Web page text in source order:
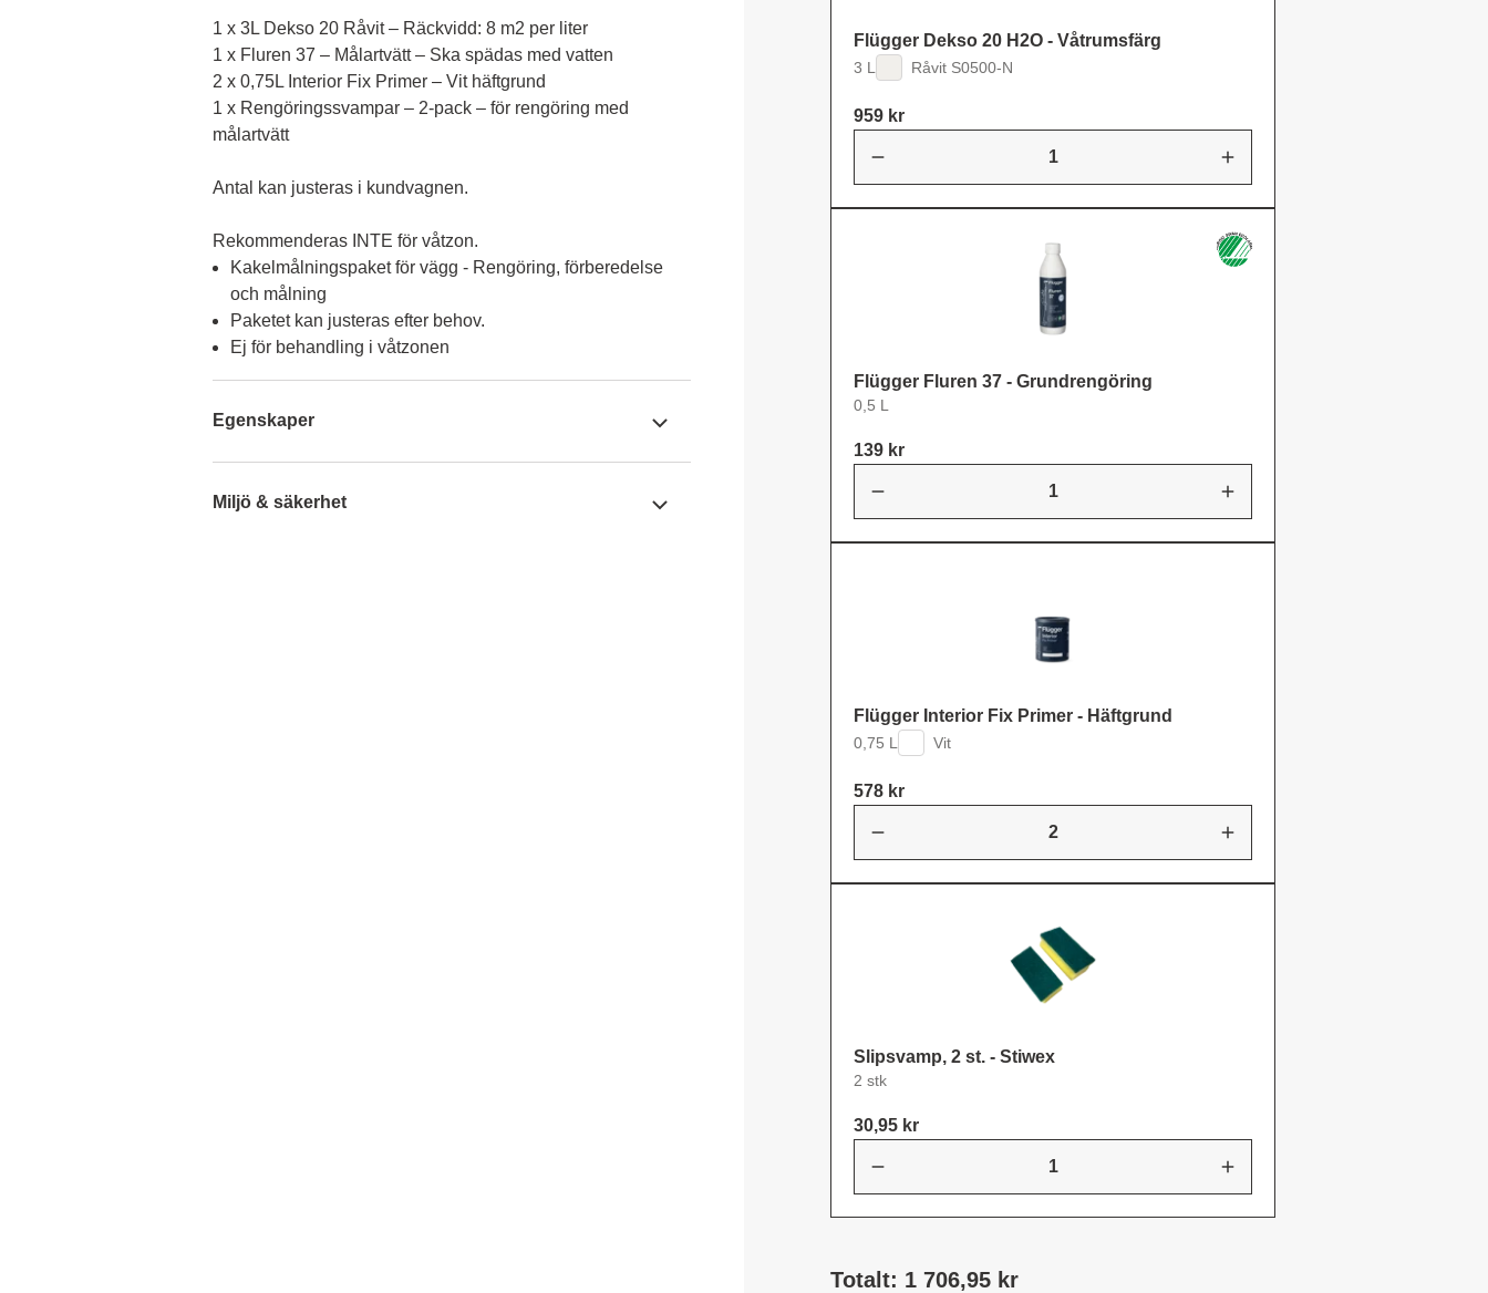
1 x 3L Dekso 20 Råvit – Räckvidd: 8 m2 per liter
1 x Fluren 37 – Målartvätt – Ska spädas med vatten
2 x 0,75L Interior Fix Primer – Vit häftgrund
1 x Rengöringssvampar – 2-pack – för rengöring med
målartvätt
Antal kan justeras i kundvagnen.
Rekommenderas INTE för våtzon.
Kakelmålningspaket för vägg - Rengöring, förberedelse
och målning
Paketet kan justeras efter behov.
Ej för behandling i våtzonen
Egenskaper
Miljö & säkerhet
Flügger Dekso 20 H2O - Våtrumsfärg
3 L Råvit S0500-N
959 kr
Flügger Fluren 37 - Grundrengöring
0,5 L
139 kr
Flügger Interior Fix Primer - Häftgrund
0,75 L Vit
578 kr
Slipsvamp, 2 st. - Stiwex
2 stk
30,95 kr
Totalt: 1 706,95 kr